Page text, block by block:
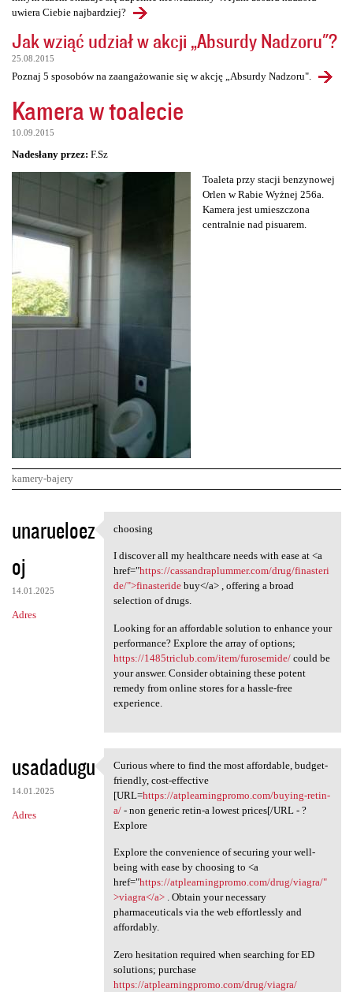
uwiera Ciebie najbardziej?
Jak wziąć udział w akcji „Absurdy Nadzoru"?
25.08.2015
Poznaj 5 sposobów na zaangażowanie się w akcję „Absurdy Nadzoru".
Kamera w toalecie
10.09.2015
Nadesłany przez: F.Sz
Toaleta przy stacji benzynowej
Orlen w Rabie Wyżnej 256a.
Kamera jest umieszczona
centralnie nad pisuarem.
kamery-bajery
K
o
m
e
n
unarueloez
oj
14.01.2025
Adres
choosing
choosing
I discover all my healthcare needs with ease at <a
href="https://cassandraplummer.com/drug/finasteri
de/">finasteridebuy</a> , offering a broad
selection of drugs.
Looking for an affordable solution to enhance your
performance? Explore the array of options;
https://1485triclub.com/item/furosemide/could be
your answer. Consider obtaining these potent
remedy from online stores for a hassle-free
experience.
usadadugu
14.01.2025
Adres
Curious where to find the
Curious where to find the most affordable, budget-
friendly, cost-effective
[URL=https://atplearningpromo.com/buying-retin-
a/- non generic retin-a lowest prices[/URL - ?
Explore
Explore the convenience of securing your well-
being with ease by choosing to <a
href="https://atplearningpromo.com/drug/viagra/"
>viagra</a>. Obtain your necessary
pharmaceuticals via the web effortlessly and
affordably.
Zero hesitation required when searching for ED
solutions; purchase
https://atplearningpromo.com/drug/viagra/